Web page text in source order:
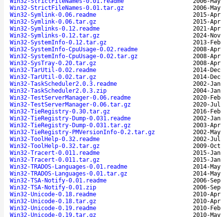
Win32-StrictFileNames-0.01.tar.gz
2006-
Win32-Symlink-0.06.readme
2015-
Win32-Symlink-0.06.tar.gz
2015-
Win32-Symlinks-0.12.readme
2021-
Win32-Symlinks-0.12.tar.gz
2024-
Win32-SystemInfo-0.12.tar.gz
2013-
Win32-SystemInfo-CpuUsage-0.02.readme
2008-
Win32-SystemInfo-CpuUsage-0.02.tar.gz
2008-
Win32-SysTray-0.20.tar.gz
2008-
Win32-TarUtil-0.02.readme
2014-
Win32-TarUtil-0.02.tar.gz
2014-
Win32-TaskScheduler2.0.3.readme
2002-
Win32-TaskScheduler2.0.3.zip
2004-
Win32-TestServerManager-0.06.readme
2020-
Win32-TestServerManager-0.06.tar.gz
2020-
Win32-TieRegistry-0.30.tar.gz
2016-
Win32-TieRegistry-Dump-0.031.readme
2002-
Win32-TieRegistry-Dump-0.031.tar.gz
2003-
Win32-TieRegistry-PMVersionInfo-0.2.tar.gz
2002-
Win32-ToolHelp-0.32.readme
2002-
Win32-ToolHelp-0.32.tar.gz
2009-
Win32-Tracert-0.011.readme
2015-
Win32-Tracert-0.011.tar.gz
2015-
Win32-TRADOS-Languages-0.01.readme
2014-
Win32-TRADOS-Languages-0.01.tar.gz
2014-
Win32-TSA-Notify-0.01.readme
2006-
Win32-TSA-Notify-0.01.zip
2006-
Win32-Unicode-0.18.readme
2010-
Win32-Unicode-0.18.tar.gz
2010-
Win32-Unicode-0.19.readme
2010-
Win32-Unicode-0.19.tar.gz
2010-